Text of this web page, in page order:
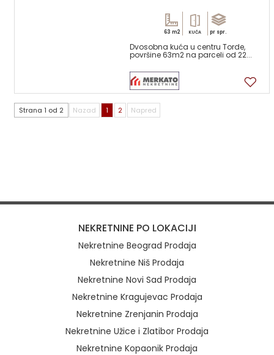
63 m2 KUĆA pr spr.
Dvosobna kuća u centru Torde,
površine 63m2 na parceli od 22...
Strana 1 od 2 Nazad 1 2 Napred
NEKRETNINE PO LOKACIJI
Nekretnine Beograd Prodaja
Nekretnine Niš Prodaja
Nekretnine Novi Sad Prodaja
Nekretnine Kragujevac Prodaja
Nekretnine Zrenjanin Prodaja
Nekretnine Užice i Zlatibor Prodaja
Nekretnine Kopaonik Prodaja